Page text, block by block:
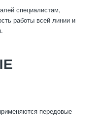
специалистам,
работы всей линии и
передовые